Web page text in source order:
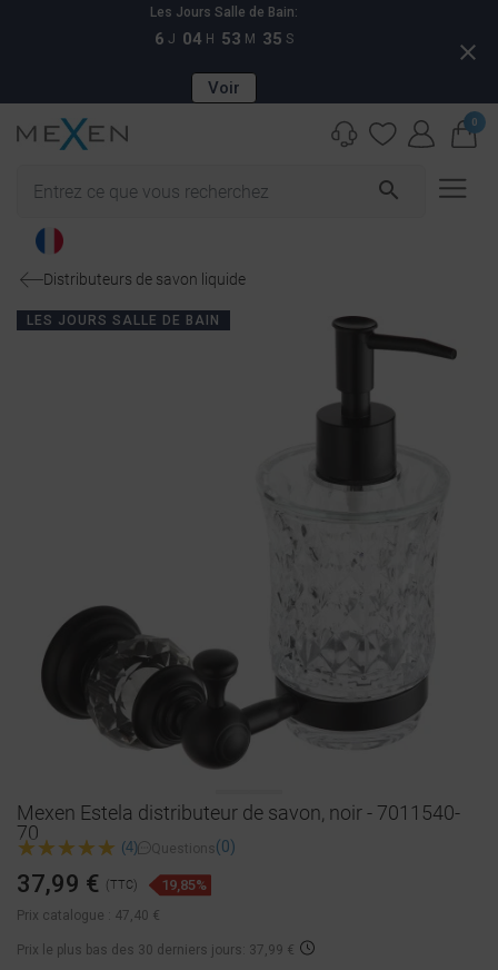
Les Jours Salle de Bain:
6 J 04 H 53 M 34 S
Voir
close
search
0
Distributeurs de savon liquide
LES JOURS SALLE DE BAIN
Mexen Estela distributeur de savon, noir - 7011540-
70
(4) Questions (0)
Prix catalogue : 47,40 €
37,99 € (TTC) 19,85%
Prix ​​le plus bas des 30 derniers jours: 37,99 €